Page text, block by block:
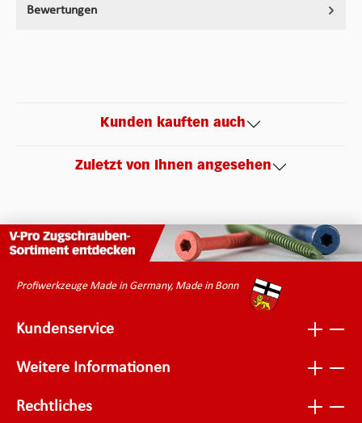
Bewertungen
Kunden kauften auch
Zuletzt von Ihnen angesehen
Profiwerkzeuge Made in Germany, Made in Bonn
Kundenservice
Weitere Informationen
Rechtliches